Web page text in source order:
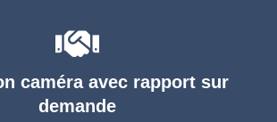
caméra avec rapport sur
demande